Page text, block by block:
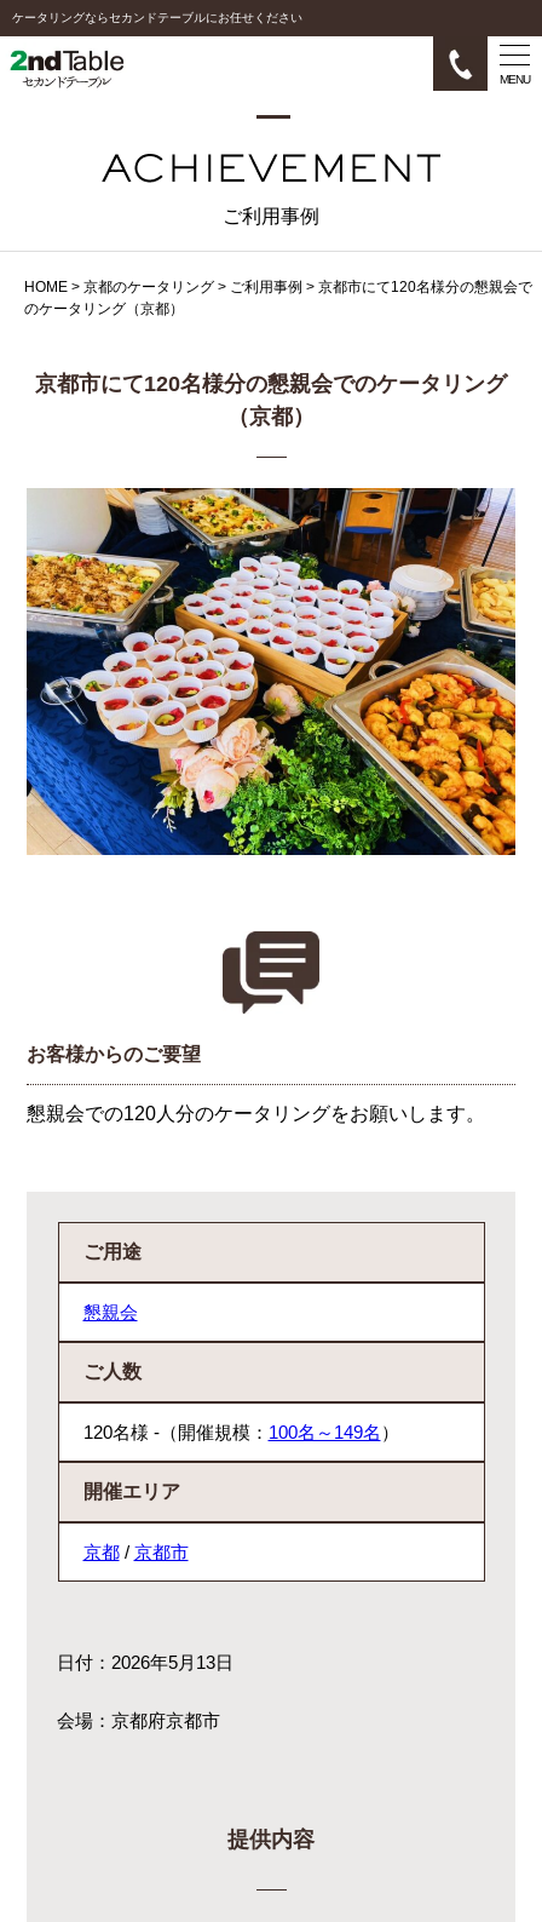
ケータリングならセカンドテーブルにお任せください
MENU
ご利用事例
HOME > 京都のケータリング > ご利用事例 > 京都市にて120名様分の懇親会で
のケータリング（京都）
京都市にて120名様分の懇親会でのケータリング
（京都）
お客様からのご要望
懇親会での120人分のケータリングをお願いします。
ご用途
懇親会
ご人数
120名様 -（開催規模： 100名～149名 ）
開催エリア
京都/ 京都市
日付：2026年5月13日
会場：京都府京都市
提供内容